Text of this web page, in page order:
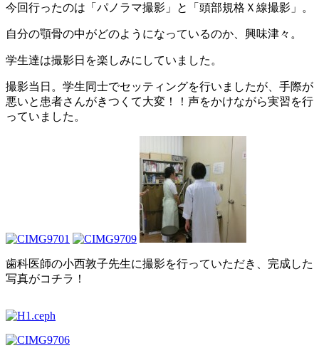
今回行ったのは「パノラマ撮影」と「頭部規格Ｘ線撮影」。
自分の顎骨の中がどのようになっているのか、興味津々。
学生達は撮影日を楽しみにしていました。
撮影当日。学生同士でセッティングを行いましたが、手際が
悪いと患者さんがきつくて大変！！声をかけながら実習を行
っていました。
歯科医師の小西敦子先生に撮影を行っていただき、完成した
写真がコチラ！